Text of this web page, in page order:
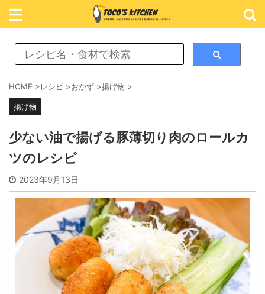
レシピ検索
めん類
スイーツ
スープ
HOME >レシピ >おかず >揚げ物 >
揚げ物
少ない油で揚げる豚薄切り肉のロールカ
ツのレシピ
2023年9月13日